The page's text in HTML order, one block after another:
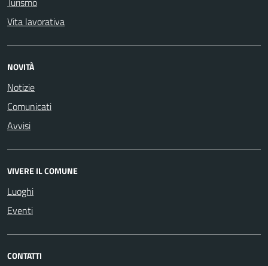
Vita lavorativa
NOVITÀ
Notizie
Comunicati
Avvisi
VIVERE IL COMUNE
Luoghi
Eventi
CONTATTI